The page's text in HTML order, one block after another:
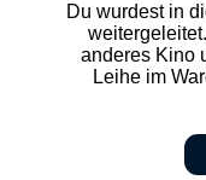
Du wurdest in
anderes Kino
Leihe im